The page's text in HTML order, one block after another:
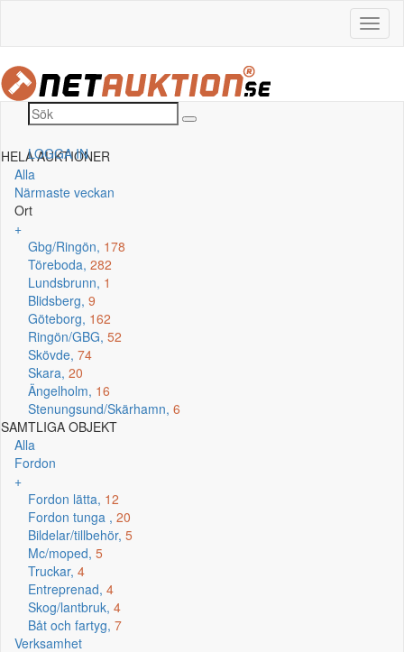
LOGGA IN
HELA AUKTIONER
Alla
Närmaste veckan
Ort
+
Gbg/Ringön, 178
Töreboda, 282
Lundsbrunn, 1
Blidsberg, 9
Göteborg, 162
Ringön/GBG, 52
Skövde, 74
Skara, 20
Ängelholm, 16
Stenungsund/Skärhamn, 6
SAMTLIGA OBJEKT
Alla
Fordon
+
Fordon lätta, 12
Fordon tunga , 20
Bildelar/tillbehör, 5
Mc/moped, 5
Truckar, 4
Entreprenad, 4
Skog/lantbruk, 4
Båt och fartyg, 7
Verksamhet